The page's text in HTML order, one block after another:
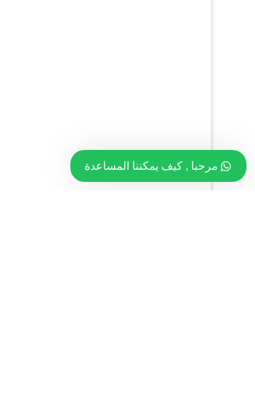
مرحبا , كيف يمكننا المساعدة